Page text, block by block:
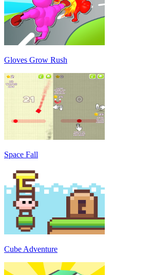
Gloves Grow Rush
Space Fall
Cube Adventure